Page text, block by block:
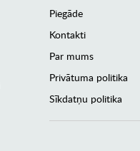
Piegāde
Kontakti
Par mums
Privātuma politika
Sīkdatņu politika